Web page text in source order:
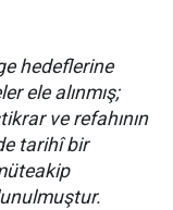
hedeflerine
ele alınmış;
ve refahının
tarihî bir